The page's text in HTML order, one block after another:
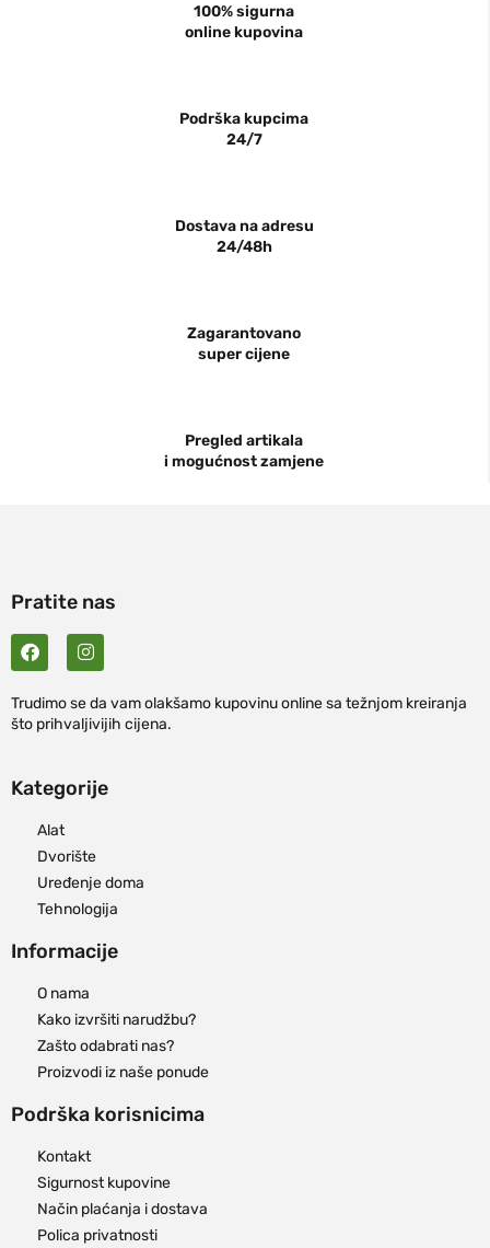
100% sigurna
online kupovina
Podrška kupcima
24/7
Dostava na adresu
24/48h
Zagarantovano
super cijene
Pregled artikala
i mogućnost zamjene
Pratite nas
Trudimo se da vam olakšamo kupovinu online sa težnjom kreiranja
što prihvaljivijih cijena.
Kategorije
Alat
Dvorište
Uređenje doma
Tehnologija
Informacije
O nama
Kako izvršiti narudžbu?
Zašto odabrati nas?
Proizvodi iz naše ponude
Podrška korisnicima
Kontakt
Sigurnost kupovine
Način plaćanja i dostava
Polica privatnosti